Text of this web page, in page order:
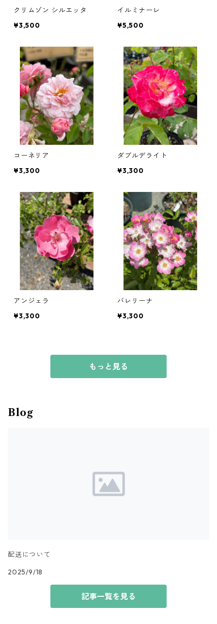
クリムゾン シルエッタ
¥3,500
イルミナーレ
¥5,500
コーネリア
¥3,300
ダブルデライト
¥3,300
アンジェラ
¥3,300
バレリーナ
¥3,300
もっと見る
Blog
配送について
2025/9/18
記事一覧を見る